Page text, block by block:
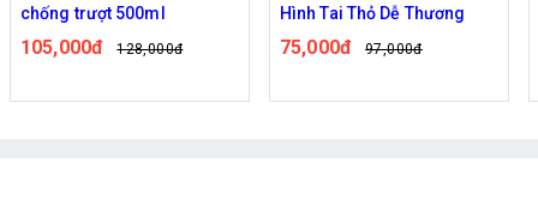
chống trượt 500ml
105,000đ 128,000đ
Hình Tai Thỏ Dễ Thương
75,000đ 97,000đ